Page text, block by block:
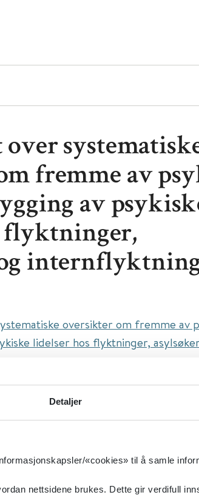
Detaljer
«cookies» til å samle
nettsidene brukes. Dette gir verdifull
fremme av
av
flyktninger,
oversikter om fremme av
lidelser hos flyktninger,
of systematic reviews on mental
treatment of common mental
and internally displaced persons